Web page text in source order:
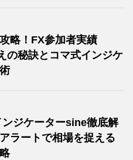
略！FX参加者実績
の秘訣とコマ式インジケ
ンジケーターsine徹底解
ラートで相場を捉える